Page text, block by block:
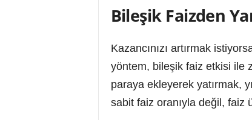
Bileşik Faizden
Kazancınızı artırmak
yöntem, bileşik faiz etkisi ile
paraya ekleyerek yatırmak,
sabit faiz oranıyla değil, faiz